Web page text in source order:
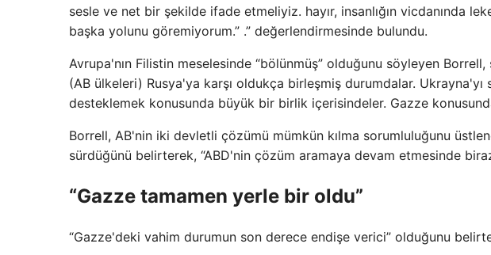
sesle ve net bir şekilde ifade etmeliyiz. hayır, insanlığın vicdanında
başka yolunu göremiyorum.” .” değerlendirmesinde bulundu.
Avrupa'nın Filistin meselesinde “bölünmüş” olduğunu söyleyen Borrell,
(AB ülkeleri) Rusya'ya karşı oldukça birleşmiş durumdalar.
desteklemek konusunda büyük bir birlik içerisindeler. Gazze
Borrell, AB'nin iki devletli çözümü mümkün kılma sorumluluğunu
sürdüğünü belirterek, “ABD'nin çözüm aramaya devam etmesinde
“Gazze tamamen yerle bir oldu”
“Gazze'deki vahim durumun son derece endişe verici” olduğunu